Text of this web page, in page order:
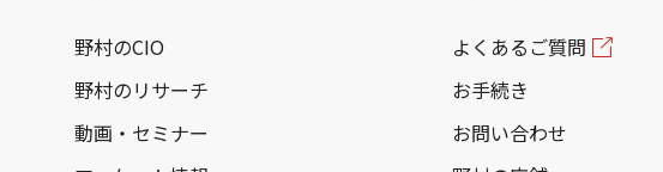
野村のCIO
野村のリサーチ
動画・セミナー
よくあるご質問
お手続き
お問い合わせ